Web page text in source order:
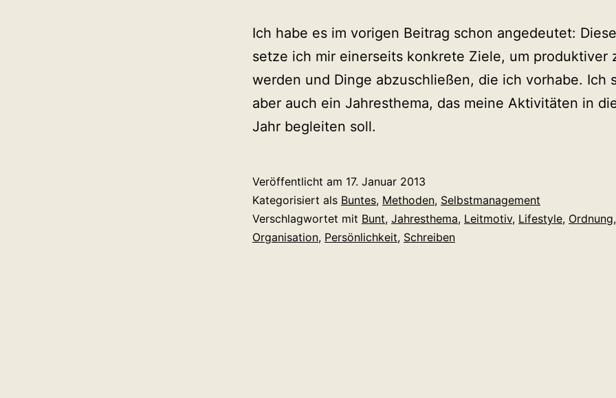
Ich habe es im vorigen Beitrag schon angedeutet:
setze ich mir einerseits konkrete Ziele, um produktiver
werden und Dinge abzuschließen, die ich vorhabe. Ich
aber auch ein Jahresthema, das meine Aktivitäten in
Jahr begleiten soll.
Veröffentlicht am 17. Januar 2013
Kategorisiert als Buntes, Methoden, Selbstmanagement
Verschlagwortet mit Bunt, Jahresthema, Leitmotiv, Lifestyle, Ordnung,
Organisation, Persönlichkeit, Schreiben